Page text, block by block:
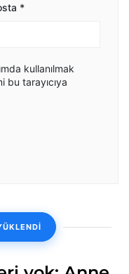
*
kullanılmak
bu tarayıcıya